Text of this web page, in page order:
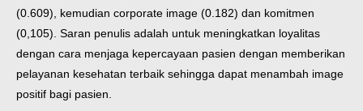
(0.609), kemudian corporate image (0.182) dan komitmen
(0,105). Saran penulis adalah untuk meningkatkan loyalitas
dengan cara menjaga kepercayaan pasien dengan memberikan
pelayanan kesehatan terbaik sehingga dapat menambah image
positif bagi pasien.